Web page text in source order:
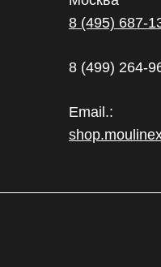
8 (495) 687-
8 (499) 264-
Email.: